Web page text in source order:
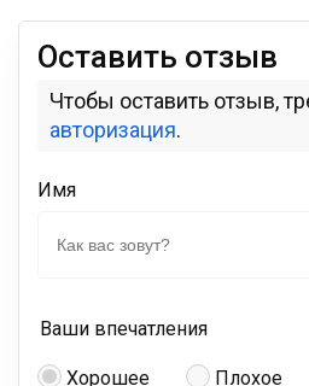
Оставить отзыв
Чтобы оставить отзыв,
авторизация.
Имя
Ваши впечатления
Хорошее Плохое